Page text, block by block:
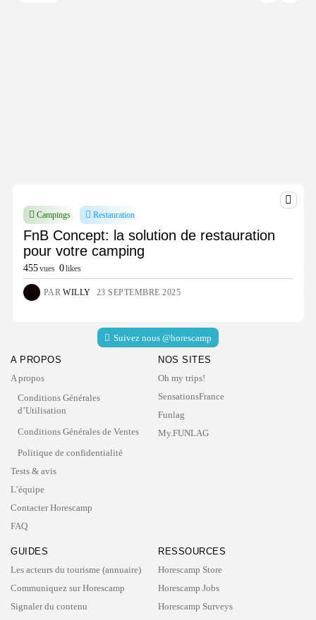
Campings Restauration
FnB Concept: la solution de restauration
pour votre camping
455vues 0likes
PAR WILLY 23 SEPTEMBRE 2025
Suivez nous @horescamp
A PROPOS
A propos
Conditions Générales
d’Utilisation
Conditions Générales de Ventes
Politique de confidentialité
Tests & avis
L’équipe
Contacter Horescamp
FAQ
NOS SITES
Oh my trips!
SensationsFrance
Funlag
My.FUNLAG
GUIDES
Les acteurs du tourisme (annuaire)
Communiquez sur Horescamp
Signaler du contenu
RESSOURCES
Horescamp Store
Horescamp Jobs
Horescamp Surveys